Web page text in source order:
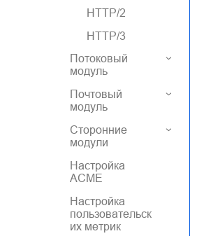
HTTP/2
HTTP/3
Потоковый
модуль
Почтовый
модуль
Сторонние
модули
Настройка
ACME
Настройка
пользовательск
их метрик